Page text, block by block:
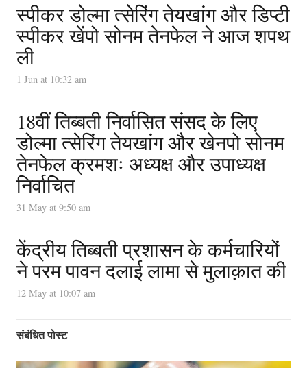
स्पीकर डोल्मा त्सेरिंग तेयखांग और डिप्टी
स्पीकर खेंपो सोनम तेनफेल ने आज शपथ
ली
1 Jun at 10:32 am
18वीं तिब्बती निर्वासित संसद के लिए
डोल्मा त्सेरिंग तेयखांग और खेनपो सोनम
तेनफेल क्रमशः अध्यक्ष और उपाध्यक्ष
निर्वाचित
31 May at 9:50 am
केंद्रीय तिब्बती प्रशासन के कर्मचारियों
ने परम पावन दलाई लामा से मुलाक़ात की
12 May at 10:07 am
संबंधित पोस्ट